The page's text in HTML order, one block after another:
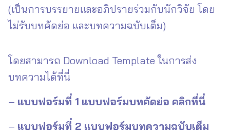
(เป็นการบรรยายและอภิปรายร่วมกับนักวิจัย โดย
ไม่รับบทคัดย่อ และบทความฉบับเต็ม)
โดยสามารถ Download Template ในการส่ง
บทความได้ที่นี่
– แบบฟอร์มที่ 1 แบบฟอร์มบทคัดย่อ คลิกที่นี่
– แบบฟอร์มที่ 2 แบบฟอร์มบทความฉบับเต็ม